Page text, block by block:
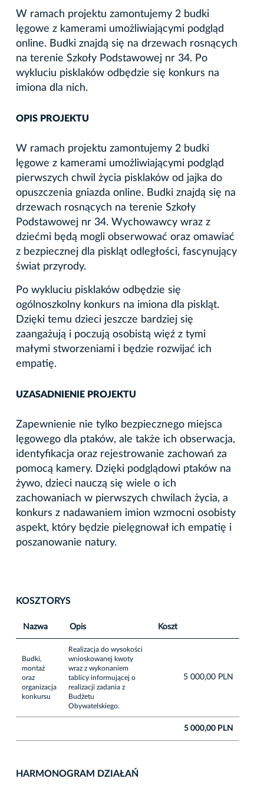
W ramach projektu zamontujemy 2 budki
lęgowe z kamerami umożliwiającymi podgląd
online. Budki znajdą się na drzewach rosnących
na terenie Szkoły Podstawowej nr 34. Po
wykluciu pisklaków odbędzie się konkurs na
imiona dla nich.
OPIS PROJEKTU
W ramach projektu zamontujemy 2 budki
lęgowe z kamerami umożliwiającymi podgląd
pierwszych chwil życia pisklaków od jajka do
opuszczenia gniazda online. Budki znajdą się na
drzewach rosnących na terenie Szkoły
Podstawowej nr 34. Wychowawcy wraz z
dziećmi będą mogli obserwować oraz omawiać
z bezpiecznej dla piskląt odległości, fascynujący
świat przyrody.
Po wykluciu pisklaków odbędzie się
ogólnoszkolny konkurs na imiona dla piskląt.
Dzięki temu dzieci jeszcze bardziej się
zaangażują i poczują osobistą więź z tymi
małymi stworzeniami i będzie rozwijać ich
empatię.
UZASADNIENIE PROJEKTU
Zapewnienie nie tylko bezpiecznego miejsca
lęgowego dla ptaków, ale także ich obserwacja,
identyfikacja oraz rejestrowanie zachowań za
pomocą kamery. Dzięki podglądowi ptaków na
żywo, dzieci nauczą się wiele o ich
zachowaniach w pierwszych chwilach życia, a
konkurs z nadawaniem imion wzmocni osobisty
aspekt, który będzie pielęgnował ich empatię i
poszanowanie natury.
KOSZTORYS
Nazwa Opis Koszt
Budki,
montaż
oraz
organizacja
konkursu
Realizacja do wysokości
wnioskowanej kwoty
wraz z wykonaniem
tablicy informującej o
realizacji zadania z
Budżetu
Obywatelskiego.
5 000,00 PLN
5 000,00 PLN
HARMONOGRAM DZIAŁAŃ